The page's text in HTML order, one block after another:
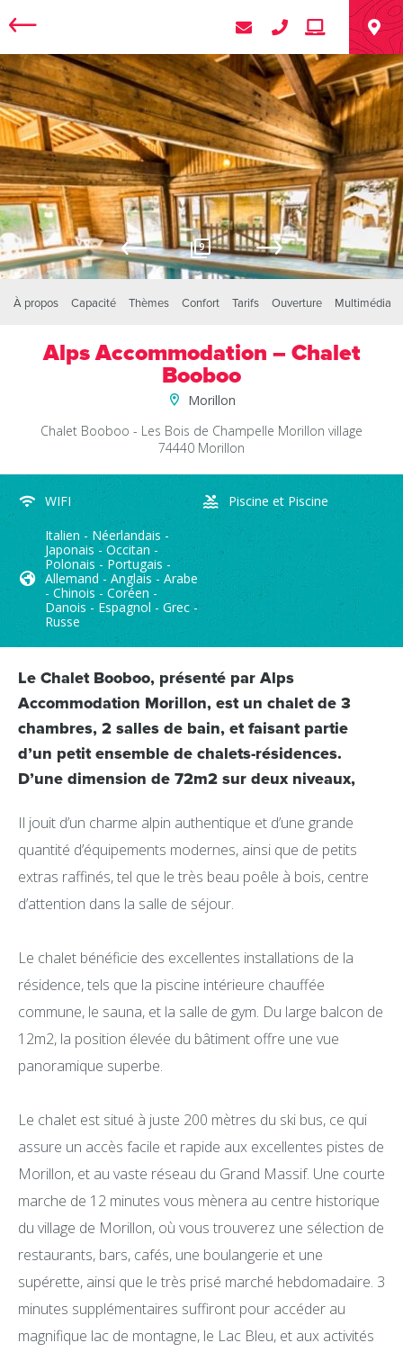
9
À propos Capacité Thèmes Confort Tarifs Ouverture Multimédia
Alps Accommodation – Chalet
Booboo
Morillon
Chalet Booboo - Les Bois de Champelle Morillon village
74440 Morillon
WIFI
Piscine et Piscine
Italien - Néerlandais -
Japonais - Occitan -
Polonais - Portugais -
Allemand - Anglais - Arabe
- Chinois - Coréen -
Danois - Espagnol - Grec -
Russe
Le Chalet Booboo, présenté par Alps
Accommodation Morillon, est un chalet de 3
chambres, 2 salles de bain, et faisant partie
d’un petit ensemble de chalets-résidences.
D’une dimension de 72m2 sur deux niveaux,
Il jouit d’un charme alpin authentique et d’une grande
quantité d’équipements modernes, ainsi que de petits
extras raffinés, tel que le très beau poêle à bois, centre
d’attention dans la salle de séjour.
Le chalet bénéficie des excellentes installations de la
résidence, tels que la piscine intérieure chauffée
commune, le sauna, et la salle de gym. Du large balcon de
12m2, la position élevée du bâtiment offre une vue
panoramique superbe.
Le chalet est situé à juste 200 mètres du ski bus, ce qui
assure un accès facile et rapide aux excellentes pistes de
Morillon, et au vaste réseau du Grand Massif. Une courte
marche de 12 minutes vous mènera au centre historique
du village de Morillon, où vous trouverez une sélection de
restaurants, bars, cafés, une boulangerie et une
supérette, ainsi que le très prisé marché hebdomadaire. 3
minutes supplémentaires suffiront pour accéder au
magnifique lac de montagne, le Lac Bleu, et aux activités